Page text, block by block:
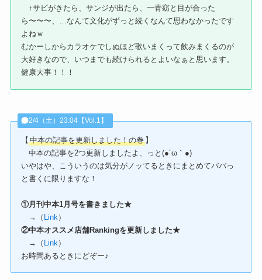
↑サビがきたら、サンジが出たら、一青窈と目が合った
ら〜〜〜、…なんて文化がずっと続くなんて思わなかったです
よねｗ
むかーしからカラオケでしぬほど歌いまくって飲みまくるのが
大好きなので、いつまでも続けられるとよいなぁと思います。
健康大事！！！
2/4（土）23:04【Vol.1】
【 中本の記事を更新しました！の巻 】
中本の記事を2つ更新しましたよ、っと(●´ω｀●)
いやはや、こういうのは気分がノッてるときにまとめてババっ
と書くに限りますな！
①月刊中本1月号を書きました★
→（
Link ）
②中本オススメ店舗Rankingを更新しました★
→（
Link ）
お時間あるときにどぞー♪